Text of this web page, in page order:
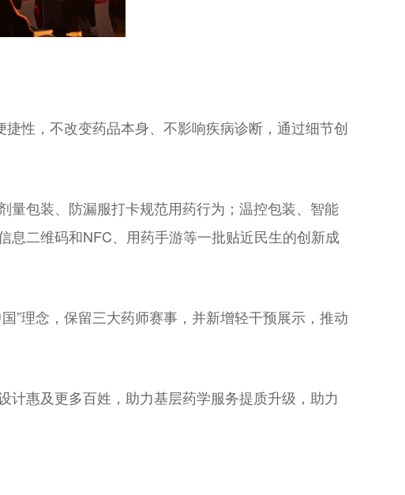
性，不改变药品本身、不影响疾病诊断，通过细节创
量包装、防漏服打卡规范用药行为；温控包装、智能
息二维码和NFC、用药手游等一批贴近民生的创新成
”理念，保留三大药师赛事，并新增轻干预展示，推动
惠及更多百姓，助力基层药学服务提质升级，助力